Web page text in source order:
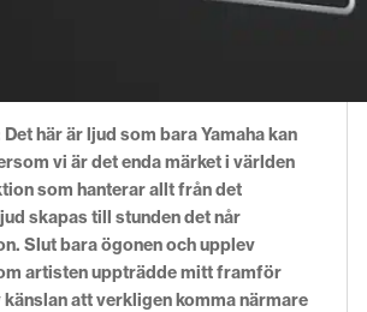
Det här är ljud som bara Yamaha kan
vi är det enda märket i världen
som hanterar allt från det
skapas till stunden det når
Slut bara ögonen och upplev
artisten uppträdde mitt framför
känslan att verkligen komma närmare